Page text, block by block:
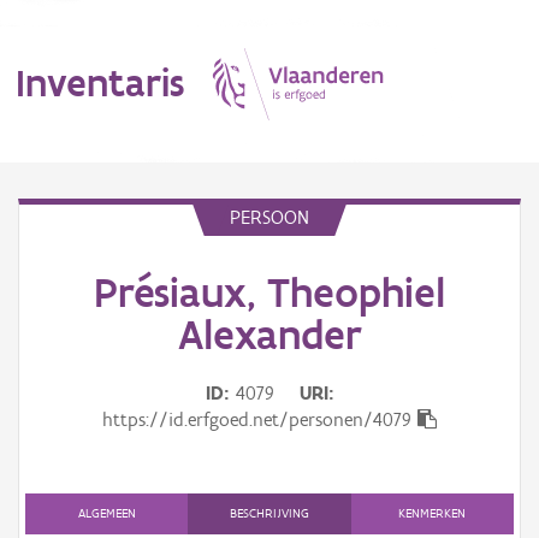
Inventaris
Erfgoedobject
PERSOON
Présiaux, Theophiel
Alexander
ID 4079
URI
https://id.erfgoed.net/personen/4079
ALGEMEEN BESCHRIJVING KENMERKEN